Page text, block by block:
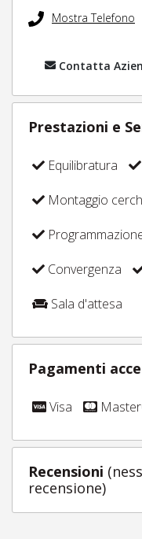
Mostra Telefono
Contatta
Prestazioni e
Equilibratura
Montaggio
Convergenza
Sala d'attesa
Pagamenti
Visa
Recensioni
recensione)